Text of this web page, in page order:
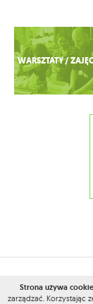
Zobacz
WARSZTATY /
2026©
Strona używa
zarządzać. Korzystając